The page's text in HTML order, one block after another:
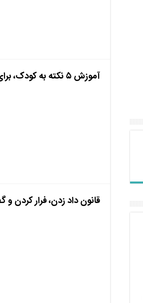
آموزش ۵ نکته‌ به کودک،‌ برای پیشگیری از آزار جنسی
قانون داد زدن، فرار